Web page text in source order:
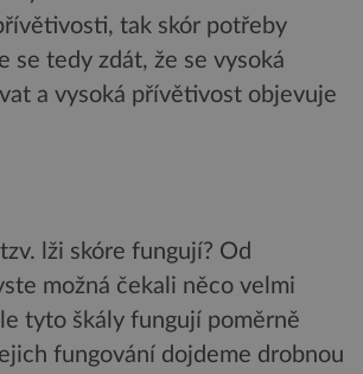
tak skór potřeby
se tedy zdát, že se vysoká
a vysoká přívětivost objevuje
lži skóre fungují? Od
možná čekali něco velmi
tyto škály fungují poměrně
fungování dojdeme drobnou